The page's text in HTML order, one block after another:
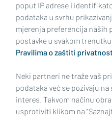
Impressum Uvjeti korištenja
Politika kolačića Kontakt
Oglašavanje
RUBRIKE
poput IP adrese i
podataka u svrhu
mjerenja preferencija naših
postavke u svakom
Pravilima o zaštiti
Neki partneri ne traže vaš
podataka već se pozivaju
interes. Takvom načinu
usprotiviti klikom na